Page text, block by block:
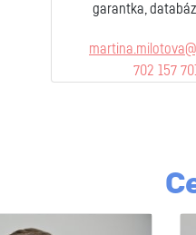
garantka,
702 157 701